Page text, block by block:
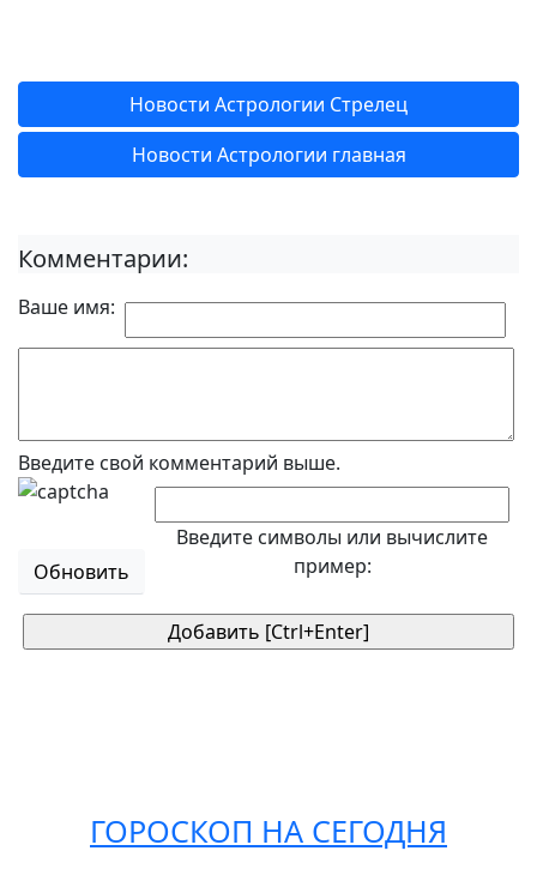
Новости Астрологии Стрелец
Новости Астрологии главная
Комментарии:
Ваше имя:
Введите свой комментарий выше.
Обновить
Введите символы или вычислите
пример:
ГОРОСКОП НА СЕГОДНЯ